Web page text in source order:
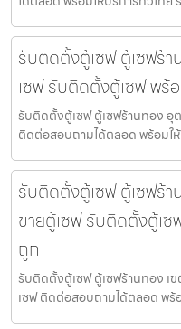
รับติดตั้งตู้เซฟ ตู้เซฟร้
เซฟ รับติดตั้งตู้เซฟ พร้
รับติดตั้งตู้เซฟ ตู้เซฟร้านทอง
ติดต่อสอบถามได้ตลอด พร้อมใ
รับติดตั้งตู้เซฟ ตู้เซฟร้
ขายตู้เซฟ รับติดตั้งตู้เ
ถูก
รับติดตั้งตู้เซฟ ตู้เซฟร้านทอง เ
เซฟ ติดต่อสอบถามได้ตลอด พร้